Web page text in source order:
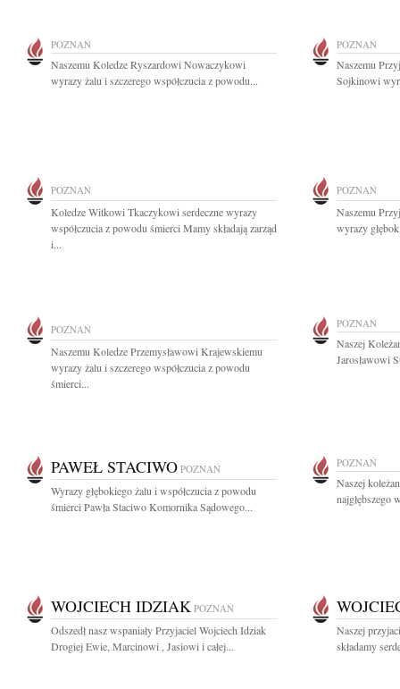
POZNAŃ
Naszemu Koledze Ryszardowi Nowaczykowi
wyrazy żalu i szczerego współczucia z powodu...
POZNAŃ
Naszemu
Sojkinowi
POZNAŃ
Koledze Witkowi Tkaczykowi serdeczne wyrazy
współczucia z powodu śmierci Mamy składają zarząd
i...
POZNAŃ
Naszemu
wyrazy
POZNAŃ
Naszemu Koledze Przemysławowi Krajewskiemu
wyrazy żalu i szczerego współczucia z powodu
śmierci...
POZNAŃ
Naszej
Jarosławowi
PAWEŁ STACIWO POZNAŃ
Wyrazy głębokiego żalu i współczucia z powodu
śmierci Pawła Staciwo Komornika Sądowego...
POZNAŃ
Naszej
najgłębszego
WOJCIECH IDZIAK POZNAŃ
Odszedł nasz wspaniały Przyjaciel Wojciech Idziak
Drogiej Ewie, Marcinowi , Jasiowi i całej...
Naszej
składamy